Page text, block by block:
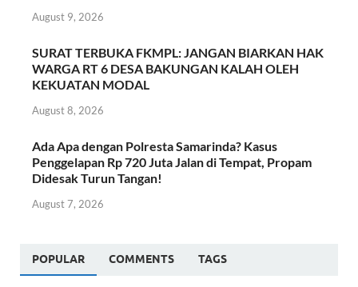
August 9, 2026
SURAT TERBUKA FKMPL: JANGAN BIARKAN HAK
WARGA RT 6 DESA BAKUNGAN KALAH OLEH
KEKUATAN MODAL
August 8, 2026
Ada Apa dengan Polresta Samarinda? Kasus
Penggelapan Rp 720 Juta Jalan di Tempat, Propam
Didesak Turun Tangan!
August 7, 2026
POPULAR COMMENTS TAGS